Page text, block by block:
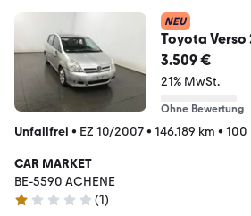
NEU
Toyota Verso
3.509 €
21% MwSt.
Ohne Bewertung
Unfallfrei • EZ 10/2007• 146.189 km • 100
CAR MARKET
BE-5590 ACHENE
1 Stern
(1)